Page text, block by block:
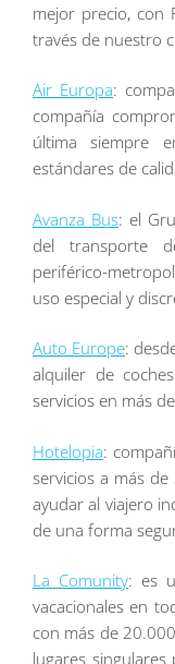
mejor precio, con
través de nuestro
Air Europa:
compañía
última siempre
estándares de
Avanza Bus: el
del transporte
periférico-
uso especial y
Auto Europe:
alquiler de
servicios en más
Hotelopia:
servicios a más
ayudar al viajero
de una forma
La Comunity: es
vacacionales en
con más de
lugares singulares